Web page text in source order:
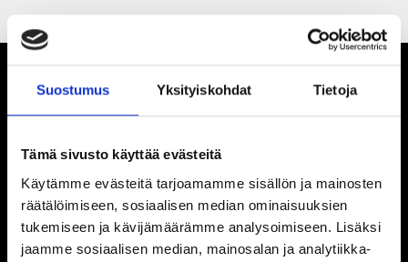
Suostumus Yksityiskohdat Tietoja
Tämä sivusto käyttää evästeitä
Käytämme evästeitä tarjoamamme sisällön ja mainosten
räätälöimiseen, sosiaalisen median ominaisuuksien
tukemiseen ja kävijämäärämme analysoimiseen. Lisäksi
jaamme sosiaalisen median, mainosalan ja analytiikka-